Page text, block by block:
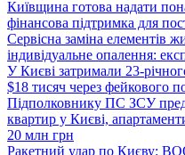
Київщина готова надати
фінансова підтримка для
Сервісна заміна елементів
індивідуальне опалення:
У Києві затримали 23-
$18 тисяч через фейкового
Підполковнику ПС ЗСУ
квартир у Києві,
20 млн грн
Ракетний удар по Києву: